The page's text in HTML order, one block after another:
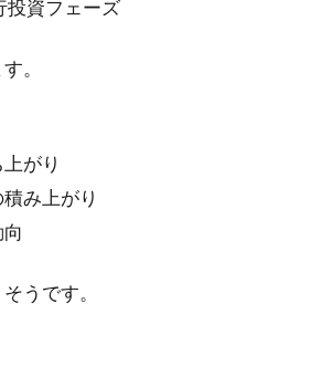
投資フェーズ
。
がり
み上がり
うです。